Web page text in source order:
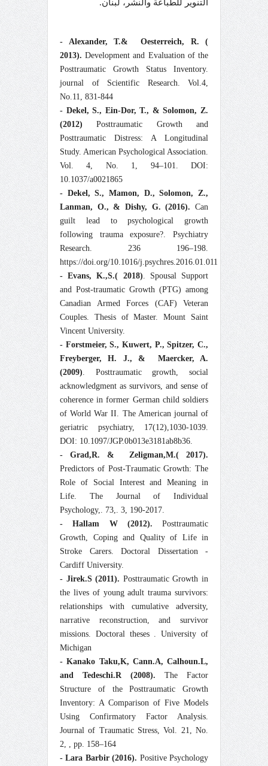
التنوير للطباعة والنشر، لبنان.
- Alexander, T.&
Oesterreich, R. (
2013). Development and Evaluation of the
Posttraumatic Growth Status Inventory.
journal of Scientific Research. Vol.4,
No.11, 831-844
- Dekel, S., Ein-Dor, T., & Solomon, Z.
(2012) Posttraumatic Growth and
Posttraumatic Distress: A Longitudinal
Study. American Psychological Association.
Vol. 4, No. 1, 94–101. DOI:
10.1037/a0021865
- Dekel, S., Mamon, D., Solomon, Z.,
Lanman, O., & Dishy, G. (2016). Can
guilt lead to psychological growth
following trauma exposure?. Psychiatry
Research. 236 196–198.
https://doi.org/10.1016/j.psychres.2016.01.011
- Evans, K.,S.( 2018) . Spousal Support
and Post-traumatic Growth (PTG) among
Canadian Armed Forces (CAF) Veteran
Couples. Thesis of Master. Mount Saint
Vincent University.
- Forstmeier, S., Kuwert, P., Spitzer, C.,
Freyberger, H. J., &
Maercker, A.
(2009) . Posttraumatic growth, social
acknowledgment as survivors, and sense of
coherence in former German child soldiers
of World War II. The American journal of
geriatric psychiatry, 17(12),1030-1039.
DOI: 10.1097/JGP.0b013e3181ab8b36.
- Grad,R. &
Zeligman,M.( 2017).
Predictors of Post-Traumatic Growth: The
Role of Social Interest and Meaning in
Life. The Journal of Individual
Psychology,. 73,. 3, 190-2017.
- Hallam W
(2012). Posttraumatic
Growth, Coping and Quality of Life in
Stroke Carers. Doctoral Dissertation -
Cardiff University.
- Jirek.S (2011). Posttraumatic Growth in
the lives of young adult trauma survivors:
relationships with cumulative adversity,
narrative reconstruction, and survivor
missions. Doctoral theses . University of
Michigan
- Kanako Taku,K, Cann.A, Calhoun.L,
and Tedeschi.R (2008). The Factor
Structure of the Posttraumatic Growth
Inventory: A Comparison of Five Models
Using Confirmatory Factor Analysis.
Journal of Traumatic Stress, Vol. 21, No.
2, , pp. 158–164
- Lara Barbir (2016). Positive Psychology